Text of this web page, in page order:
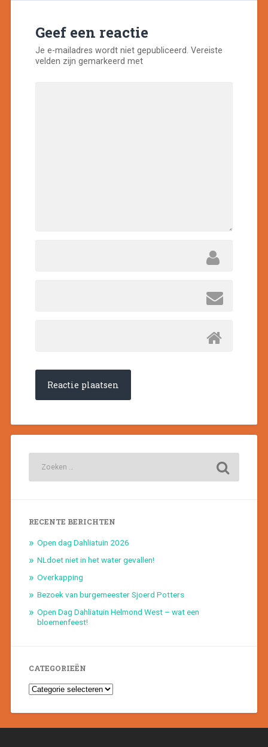
Geef een reactie
Je e-mailadres wordt niet gepubliceerd. Vereiste
velden zijn gemarkeerd met
RECENTE BERICHTEN
Open dag Dahliatuin 2026
NLdoet niet in het water gevallen!
Overkapping
Bezoek van burgemeester Sjoerd Potters
Open Dag Dahliatuin Helmond West – wat een
bloemenfeest!
CATEGORIEËN
Categorieën